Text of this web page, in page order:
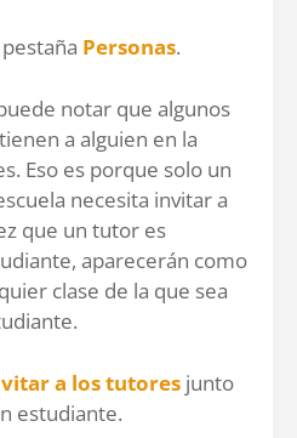
Personas.
notar que algunos
a alguien en la
Eso es porque solo un
necesita invitar a
que un tutor es
aparecerán como
clase de la que sea
a los tutores junto
estudiante.